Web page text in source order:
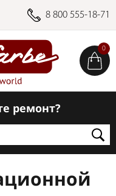
8 800 555-18-71
0
ремонт?